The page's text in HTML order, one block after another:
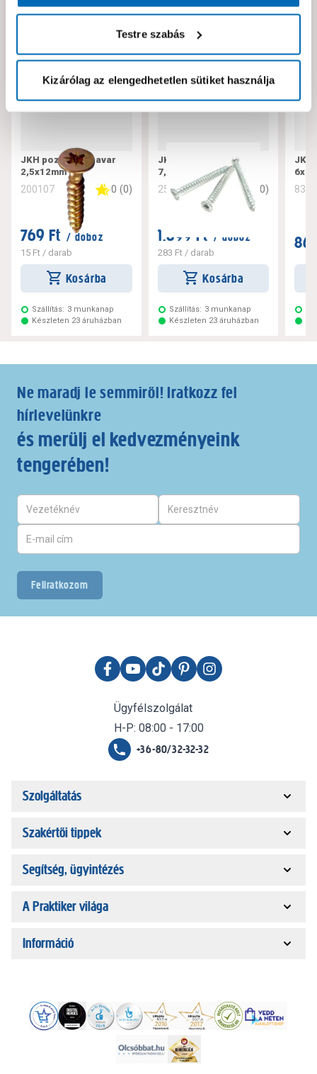
Testre szabás
Kizárólag az elengedhetetlen sütiket használja
JKH pozdorjacsavar
2,5x12mm
200107 0 (0)
769 Ft / doboz
15 Ft / darab
Kosárba
Szállítás: 3 munkanap
Készleten 23 áruházban
JKH tokrögzítő csavar
7,5x182
256221 0 0)
1.699 Ft / doboz
283 Ft/ darab
Kosárba
Szállítás: 3 munkanap
Készleten 23 áruházban
JKH
Ne maradj le semmiről! Iratkozz fel
hírlevelünkre
és merülj el kedvezményeink
tengerében!
Feliratkozom
Ügyfélszolgálat
H-P: 08:00 - 17:00
+36-80/32-32-32
Szolgáltatás
Szakértői tippek
Segítség, ügyintézés
A Praktiker világa
Információ